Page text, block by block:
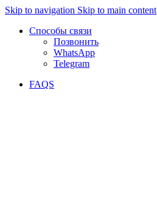
Skip to navigation Skip to main content
Способы связи
Позвонить
WhatsApp
Telegram
FAQS